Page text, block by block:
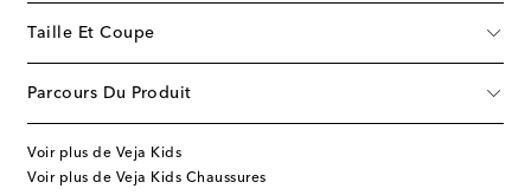
Taille Et Coupe
Parcours Du Produit
Voir plus de Veja Kids
Voir plus de Veja Kids Chaussures